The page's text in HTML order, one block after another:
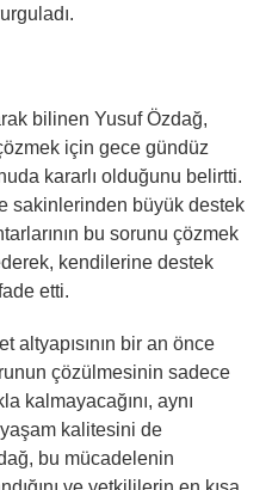
bilinen Yusuf Özdağ,
için gece gündüz
kararlı olduğunu belirtti.
sakinlerinden büyük destek
bu sorunu çözmek
kendilerine destek
etti.
altyapısının bir an önce
çözülmesinin sadece
kalmayacağını, aynı
kalitesini de
bu mücadelenin